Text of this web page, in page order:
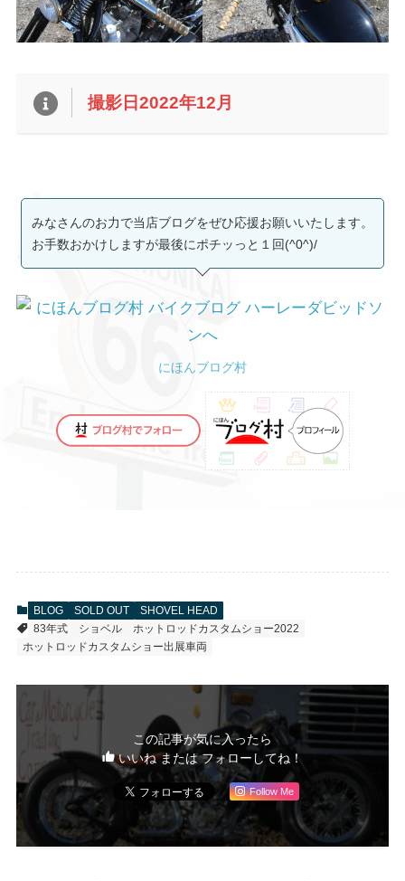
撮影日2022年12月
みなさんのお力で当店ブログをぜひ応援お願いいたします。
お手数おかけしますが最後にポチッっと１回(^0^)/
にほんブログ村
BLOG SOLD OUT
SHOVEL HEAD
83年式
ショベル
ホットロッドカスタムショー2022
ホットロッドカスタムショー出展車両
この記事が気に入ったら
いいね または フォローしてね！
Follow Me